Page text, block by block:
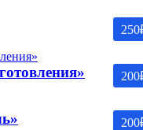
250
200
200